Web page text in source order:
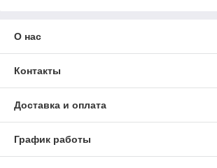
О нас
Контакты
Доставка и оплата
График работы